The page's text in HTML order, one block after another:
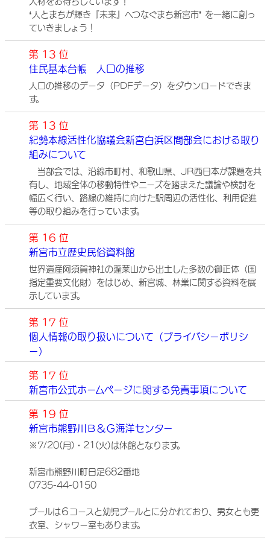
❛人とまちが輝き『未来』へつなぐまち新宮市❜ を一緒に創っ
ていきましょう！
第 13 位
住民基本台帳 人口の推移
人口の推移のデータ（PDFデータ）をダウンロードできま
す。
第 13 位
紀勢本線活性化協議会新宮白浜区間部会における取り
組みについて
当部会では、沿線市町村、和歌山県、JR西日本が課題を共
有し、地域全体の移動特性やニーズを踏まえた議論や検討を
幅広く行い、路線の維持に向けた駅周辺の活性化、利用促進
等の取り組みを行っています。
第 16 位
新宮市立歴史民俗資料館
世界遺産阿須賀神社の蓬莱山から出土した多数の御正体（国
指定重要文化財）をはじめ、新宮城、林業に関する資料を展
示しています。
第 17 位
個人情報の取り扱いについて（プライバシーポリシ
ー）
第 17 位
新宮市公式ホームページに関する免責事項について
第 19 位
新宮市熊野川Ｂ＆Ｇ海洋センター
※7/20(月)・21(火)は休館となります。
新宮市熊野川町日足682番地
0735-44-0150
プールは６コースと幼児プールとに分かれており、男女とも更
衣室、シャワー室もあります。